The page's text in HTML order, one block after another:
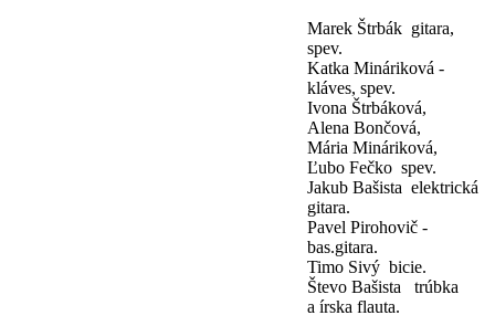
Marek Štrbák ­ gitara,
spev. ­
Katka Mináriková ­
kláves, spev. ­
Ivona Štrbáková,
Alena Bončová,
Mária Mináriková,
Ľubo Fečko ­ spev. ­
Jakub Bašista ­ elektrická
gitara. ­
Pavel Pirohovič ­
bas.gitara. ­
Timo Sivý ­ bicie. ­
Števo Bašista ­ trúbka
a írska flauta.